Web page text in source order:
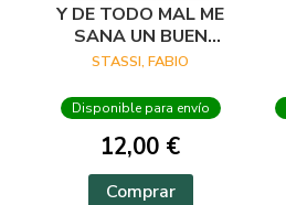
Y DE TODO MAL ME
SANA UN BUEN
VERSO
STASSI, FABIO
Disponible para envío
12,00 €
Comprar